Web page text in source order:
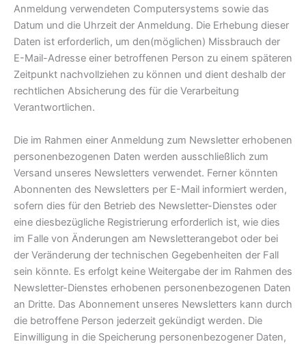
Anmeldung verwendeten Computersystems sowie das
Datum und die Uhrzeit der Anmeldung. Die Erhebung dieser
Daten ist erforderlich, um den(möglichen) Missbrauch der
E-Mail-Adresse einer betroffenen Person zu einem späteren
Zeitpunkt nachvollziehen zu können und dient deshalb der
rechtlichen Absicherung des für die Verarbeitung
Verantwortlichen.
Die im Rahmen einer Anmeldung zum Newsletter erhobenen
personenbezogenen Daten werden ausschließlich zum
Versand unseres Newsletters verwendet. Ferner könnten
Abonnenten des Newsletters per E-Mail informiert werden,
sofern dies für den Betrieb des Newsletter-Dienstes oder
eine diesbezügliche Registrierung erforderlich ist, wie dies
im Falle von Änderungen am Newsletterangebot oder bei
der Veränderung der technischen Gegebenheiten der Fall
sein könnte. Es erfolgt keine Weitergabe der im Rahmen des
Newsletter-Dienstes erhobenen personenbezogenen Daten
an Dritte. Das Abonnement unseres Newsletters kann durch
die betroffene Person jederzeit gekündigt werden. Die
Einwilligung in die Speicherung personenbezogener Daten,